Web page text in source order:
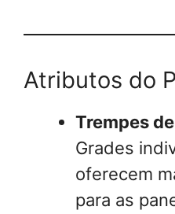
Atributos do
Trempes
Grades
oferecem
para as